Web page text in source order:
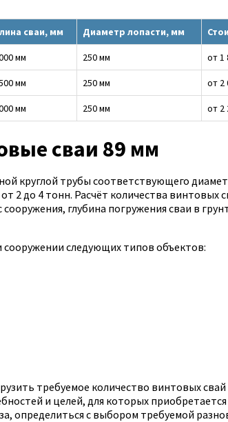
сваи, мм Диаметр лопасти, мм
мм 250 мм от 1
мм 250 мм от 2
мм 250 мм от 2
сваи 89 мм
круглой трубы соответствующего
2 до 4 тонн. Расчёт количества винтовых
глубина погружения сваи в
следующих типов объектов:
требуемое количество винтовых свай
и целей, для которых
определиться с выбором требуемой